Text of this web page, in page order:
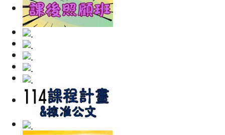
人事宣導專區
校內功能
登入